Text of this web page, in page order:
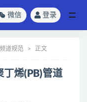
微信 登录
道规范 正文
丁烯(PB)管道